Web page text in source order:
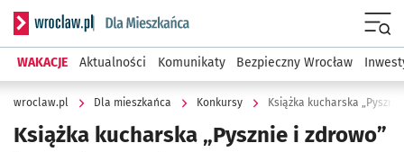
Serwis informacyjny wroclaw.pl podserwis: Dla mieszkańca
WAKACJE Aktualności Komunikaty Bezpieczny Wrocław
wroclaw.pl Dla mieszkańca Konkursy Książka kucharska
Książka kucharska „Pysznie i zdrowo”